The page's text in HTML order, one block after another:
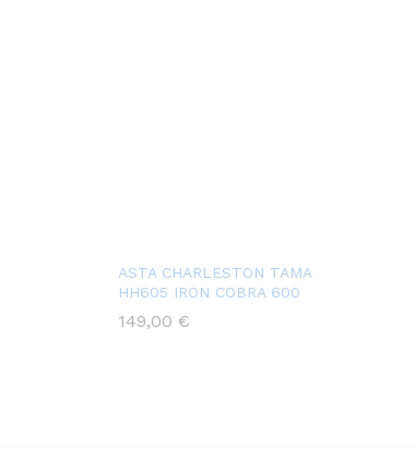
ASTA CHARLESTON TAMA
HH605 IRON COBRA 600
149,00 €